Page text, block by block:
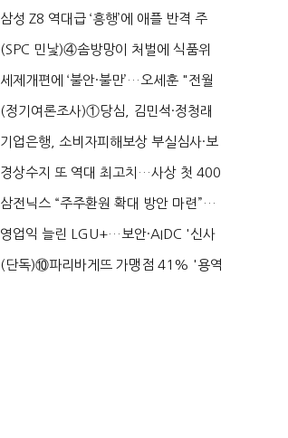
청래 '초접전'...
삼성 Z8 역대급 ‘흥행’에 애플 반격 주
목…9월 ‘폴...
(SPC 민낯)④솜방망이 처벌에 식품위
생법 위반 반복...
세제개편에 ‘불안·불만’…오세훈 "전월
세 구하기 더 ...
(정기여론조사)①당심, 김민석·정청래
'초접전'…대통령 ...
기업은행, 소비자피해보상 부실심사·보
이스피싱 공시 ...
경상수지 또 역대 최고치…사상 첫 400
억달러에 '3% 성...
삼전닉스 “주주환원 확대 방안 마련”…
로이터에 성명...
영업익 늘린 LGU+…보안·AIDC '신사
업 드라이브'...
(단독)⑩파리바게뜨 가맹점 41% '용역